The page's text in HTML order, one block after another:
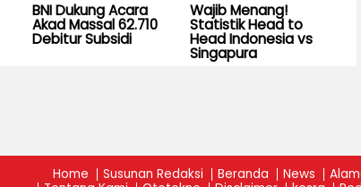
BNI Dukung Acara
Akad Massal 62.710
Debitur Subsidi
Wajib Menang!
Statistik Head to
Head Indonesia vs
Singapura
Home Susunan Redaksi Beranda News